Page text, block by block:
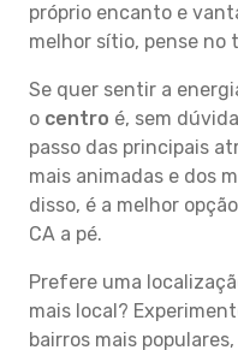
próprio encanto e
melhor sítio, pense no
Se quer sentir a
o centro é, sem
passo das principais
mais animadas e dos
disso, é a melhor
CA a pé.
Prefere uma
mais local?
bairros mais